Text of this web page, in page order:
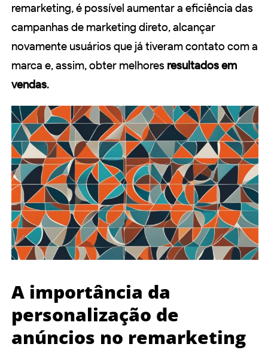
remarketing, é possível aumentar a eficiência das
campanhas de marketing direto, alcançar
novamente usuários que já tiveram contato com a
marca e, assim, obter melhores resultados em
vendas.
A importância da
personalização de
anúncios no remarketing